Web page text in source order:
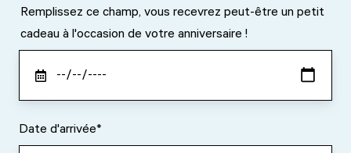
Remplissez ce champ, vous recevrez peut-être un petit
cadeau à l'occasion de votre anniversaire !
Date d'arrivée*